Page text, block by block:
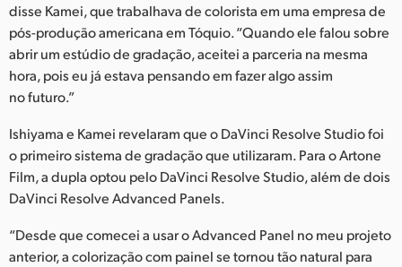
disse Kamei, que trabalhava de colorista em uma empresa de
pós-produção americana em Tóquio. “Quando ele falou sobre
abrir um estúdio de gradação, aceitei a parceria na mesma
hora, pois eu já estava pensando em fazer algo assim
no futuro.”
Ishiyama e Kamei revelaram que o DaVinci Resolve Studio foi
o primeiro sistema de gradação que utilizaram. Para o Artone
Film, a dupla optou pelo DaVinci Resolve Studio, além de dois
DaVinci Resolve Advanced Panels.
“Desde que comecei a usar o Advanced Panel no meu projeto
anterior, a colorização com painel se tornou tão natural para